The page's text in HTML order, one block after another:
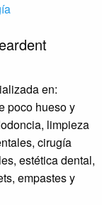
en:
poco hueso y
limpieza
cirugía
estética dental,
empastes y